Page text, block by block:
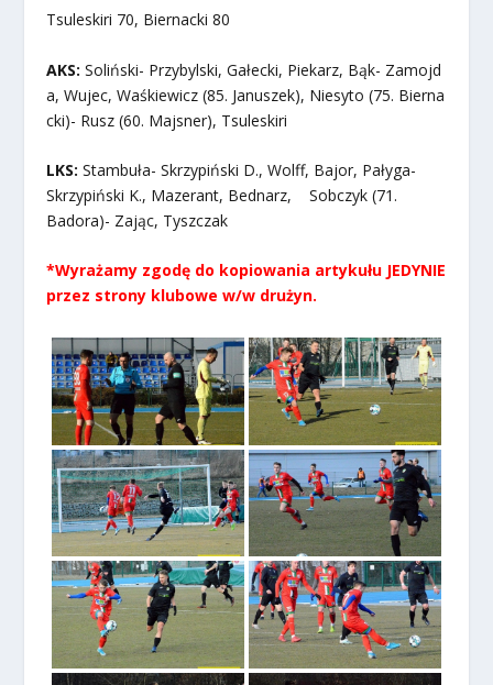
Tsuleskiri 70, Biernacki 80
AKS: Soliński- Przybylski, Gałecki, Piekarz, Bąk- Zamojd
a, Wujec, Waśkiewicz (85. Januszek), Niesyto (75. Bierna
cki)- Rusz (60. Majsner), Tsuleskiri
LKS: Stambuła- Skrzypiński D., Wolff, Bajor, Pałyga-
Skrzypiński K., Mazerant, Bednarz, Sobczyk (71.
Badora)- Zając, Tyszczak
*Wyrażamy zgodę do kopiowania artykułu JEDYNIE
przez strony klubowe w/w drużyn.